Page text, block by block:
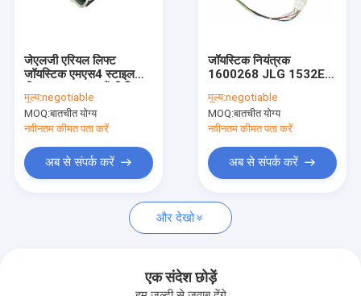
गुणवत्ता नियंत्रण
हमसे संपर्क करें
जेएलजी एरियल लिफ्ट
जॉयस्टिक एमएस4 स्टाइल
जॉयस्टिक कंट्रोलर
मूल्य:negotiable
MOQ:बातचीत योग्य
नवीनतम कीमत पता करें
अब से संपर्क करें
जॉयस्टिक नियंत्रक
1600268 JLG 1532E2
2632E2 2646E2
3246E2 कैंची लिफ्ट के लिए
मूल्य:negotiable
MOQ:बातचीत योग्य
नवीनतम कीमत पता करें
अब से संपर्क करें
और देखो
एक संदेश छोड़ें